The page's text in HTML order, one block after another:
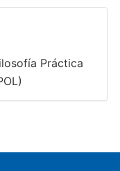
Práctica